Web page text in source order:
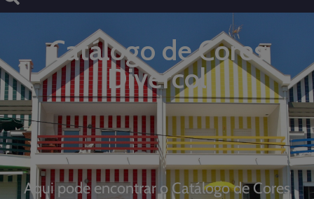
Catálogo de Cores
Divercol
Aqui pode encontrar o Catálogo de Cores